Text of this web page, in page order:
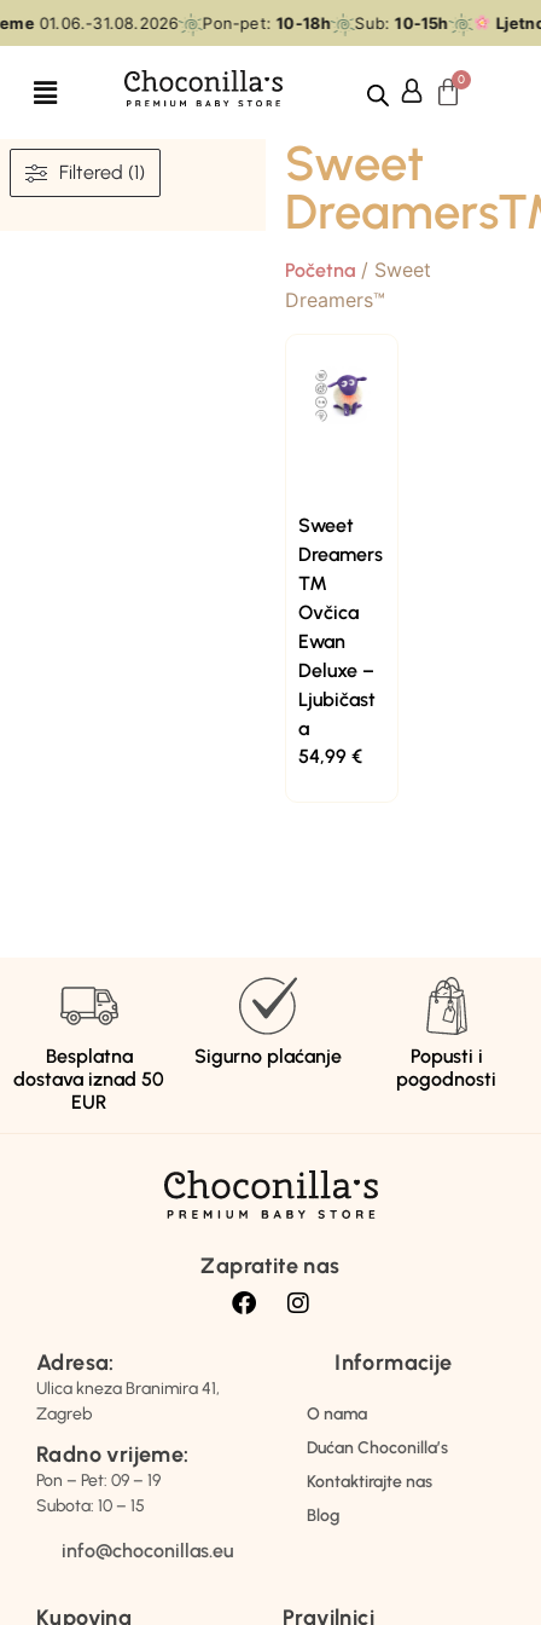
01.06.-31.08.2026 Pon-pet: 10-18h Sub: 10-15h
Filtered (1)
Sweet
Početna/ Sweet
Dreamers™
Sweet
Dreamers
™
Ovčica
Ewan
Deluxe –
Ljubičast
a
54,99 €
Besplatna
dostava iznad 50
EUR
Sigurno plaćanje
Popusti i
pogodnosti
Zapratite nas
Adresa:
Ulica kneza Branimira 41,
Zagreb
Radno vrijeme:
Pon – Pet: 09 – 19
Subota: 10 – 15
info@choconillas.eu
Informacije
O nama
Dućan Choconilla’s
Kontaktirajte nas
Blog
Kupovina Pravilnici